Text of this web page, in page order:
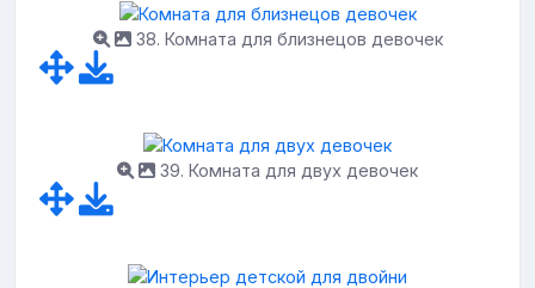
38. Комната для близнецов девочек
39. Комната для двух девочек